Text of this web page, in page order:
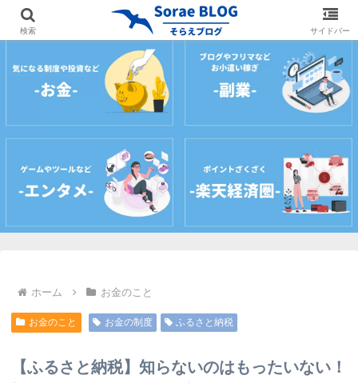
ホーム プロフィール サイトマップ お問
ホーム お金のこと
お金のこと お金の制度 ふるさと納税
【ふるさと納税】知らないのはもったいない！
検索 サイドバー